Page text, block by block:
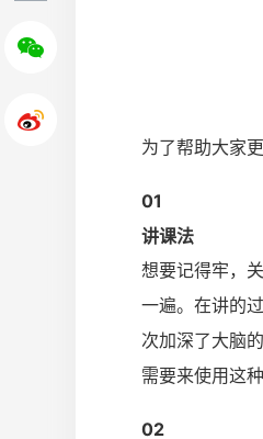
为了帮助大家
01
讲课法
想要记得牢，
一遍。在讲的
次加深了大脑
需要来使用这种
02